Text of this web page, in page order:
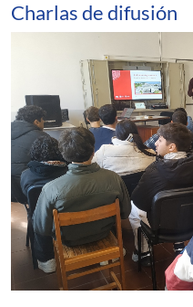
Charlas de difusión